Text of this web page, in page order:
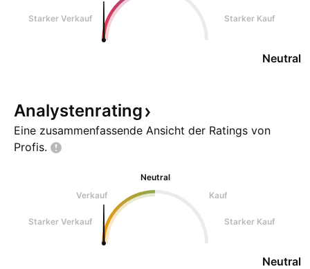
Starker Verkauf Starker Kauf
Neutral
Analystenrating
Eine zusammenfassende Ansicht der Ratings von
Profis.
Neutral
Verkauf
Kauf
Starker Verkauf Starker Kauf
Neutral